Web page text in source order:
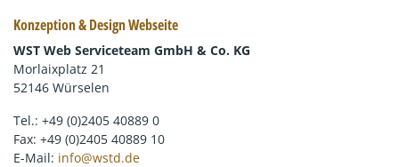
Konzeption & Design Webseite
WST Web Serviceteam GmbH & Co. KG
Morlaixplatz 21
52146 Würselen
Tel.: +49 (0)2405 40889 0
Fax: +49 (0)2405 40889 10
E-Mail: info@wstd.de